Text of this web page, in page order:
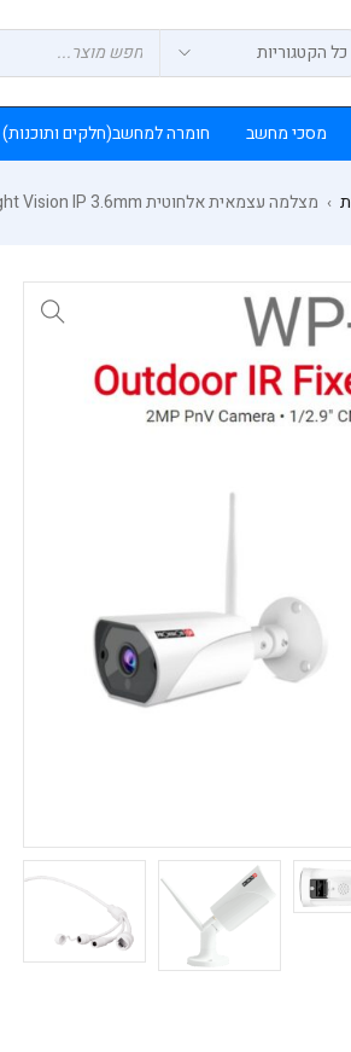
מסכי מחשב חומרה למחשב(חלקים ותוכנות)
› מצלמה עצמאית אלחוטית Provision WP-919 2.0MP Night Vision IP 3.6mm